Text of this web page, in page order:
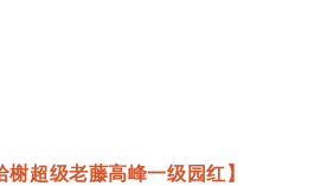
榭超级老藤高峰一级园红】